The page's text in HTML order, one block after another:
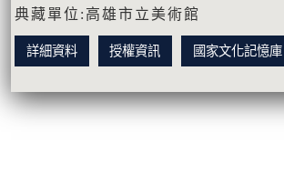
典藏單位:高雄市立美術館
詳細資料 授權資訊 國家文化記憶庫